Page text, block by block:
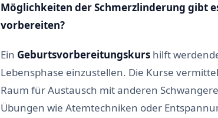
Möglichkeiten der Schmerzlinderung gibt
vorbereiten?
Ein Geburtsvorbereitungskurs hilft
Lebensphase einzustellen. Die Kurse
Raum für Austausch mit anderen
Übungen wie Atemtechniken oder